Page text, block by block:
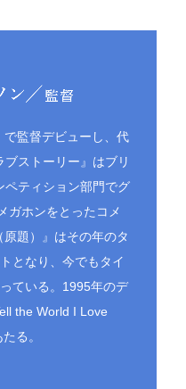
で監督デビューし、代
ストーリー』はブリ
ペティション部門でグ
ガホンをとったコメ
題）』はその年のタ
となり、今でもタイ
ている。1995年のデ
the World I Love
る。